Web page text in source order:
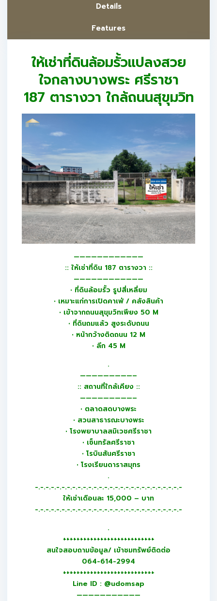
Details
Features
ให้เช่าที่ดินล้อมรั้วแปลงสวย
ใจกลางบางพระ ศรีราชา
187 ตารางวา ใกล้ถนนสุขุมวิท
————————————
:: ให้เช่าที่ดิน 187 ตารางวา ::
————————————
• ที่ดินล้อมรั้ว รูปสี่เหลี่ยม
• เหมาะแก่การเปิดคาเฟ่ / คลังสินค้า
• เข้าจากถนนสุขุมวิทเพียง 50 M
• ที่ดินถมแล้ว สูงระดับถนน
• หน้ากว้างติดถนน 12 M
• ลึก 45 M
.
—————————–
:: สถานที่ใกล้เคียง ::
—————————–
• ตลาดสดบางพระ
• สวนสาธารณะบางพระ
• โรงพยาบาลสมิเวชศรีราชา
• เซ็นทรัลศรีราชา
• โรบินสันศรีราชา
• โรงเรียนดาราสมุทร
.
-.-.-.-.-.-.-.-.-.-.-.-.-.-.-.-.-.-.-.-.-.-.-.-.-.-.-.-
ให้เช่าเดือนละ 15,000 – บาท
-.-.-.-.-.-.-.-.-.-.-.-.-.-.-.-.-.-.-.-.-.-.-.-.-.-.-.-
.
+++++++++++++++++++++++++++
สนใจสอบถามข้อมูล/ เข้าชมทรัพย์ติดต่อ
064-614-2994
+++++++++++++++++++++++++++
Line ID : @udomsap
———————————